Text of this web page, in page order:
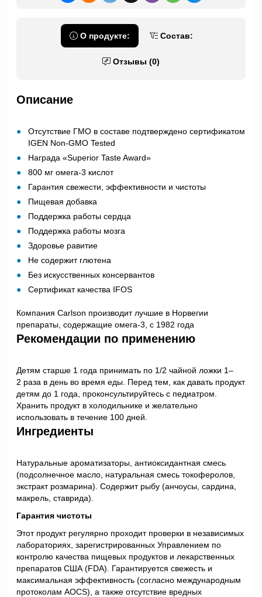
О продукте: Состав:
Отзывы (0)
Описание
Отсутствие ГМО в составе подтверждено сертификатом
IGEN Non-GMO Tested
Награда «Superior Taste Award»
800 мг омега-3 кислот
Гарантия свежести, эффективности и чистоты
Пищевая добавка
Поддержка работы сердца
Поддержка работы мозга
Здоровье равитие
Не содержит глютена
Без искусственных консервантов
Сертификат качества IFOS
Компания Carlson производит лучшие в Норвегии
препараты, содержащие омега-3, с 1982 года
Рекомендации по применению
Детям старше 1 года принимать по 1/2 чайной ложки 1–
2 раза в день во время еды. Перед тем, как давать продукт
детям до 1 года, проконсультируйтесь с педиатром.
Хранить продукт в холодильнике и желательно
использовать в течение 100 дней.
Ингредиенты
Натуральные ароматизаторы, антиоксидантная смесь
(подсолнечное масло, натуральная смесь токоферолов,
экстракт розмарина). Содержит рыбу (анчоусы, сардина,
макрель, ставрида).
Гарантия чистоты
Этот продукт регулярно проходит проверки в независимых
лабораториях, зарегистрированных Управлением по
контролю качества пищевых продуктов и лекарственных
препаратов США (FDA). Гарантируется свежесть и
максимальная эффективность (согласно международным
протоколам AOCS), а также отсутствие вредных